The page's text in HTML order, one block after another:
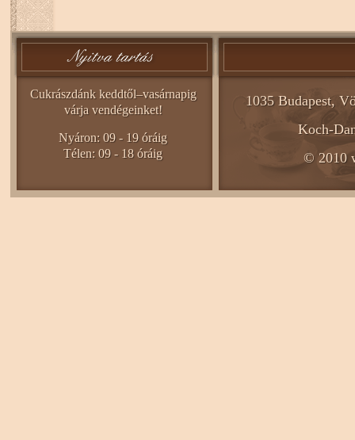
Cukrászdánk keddtől–vasárnapig
várja vendégeinket!
Nyáron: 09 - 19 óráig
Télen: 09 - 18 óráig
1035 Budapest,
Koch-
© 2010